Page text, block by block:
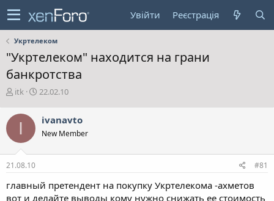
Увійти Реєстрація
Укртелеком
"Укртелеком" находится на грани
банкротства
А
т
т
е
м
itk
Д
а
в
е
22.02.10
I ivanavto
New Member
21.08.10 #81
главный претендент на покупку Укртелекома -ахметов
вот и делайте выводы кому нужно снижать ее стоимость